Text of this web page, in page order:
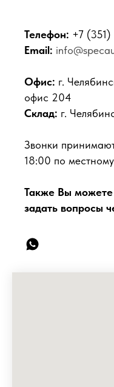
Телефон: +7
Email:
Офис: г.
офис 204
Склад: г.
Звонки
18:00 по
Также Вы можете
задать вопросы